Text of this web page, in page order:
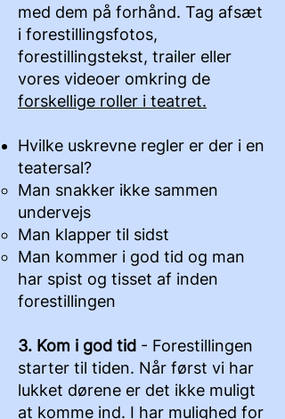
med dem på forhånd. Tag afsæt
i forestillingsfotos,
forestillingstekst, trailer eller
vores videoer omkring de
forskellige roller i teatret.
Hvilke uskrevne regler er der i en
teatersal?
Man snakker ikke sammen
undervejs
Man klapper til sidst
Man kommer i god tid og man
har spist og tisset af inden
forestillingen
3. Kom i god tid - Forestillingen
starter til tiden. Når først vi har
lukket dørene er det ikke muligt
at komme ind. I har mulighed for